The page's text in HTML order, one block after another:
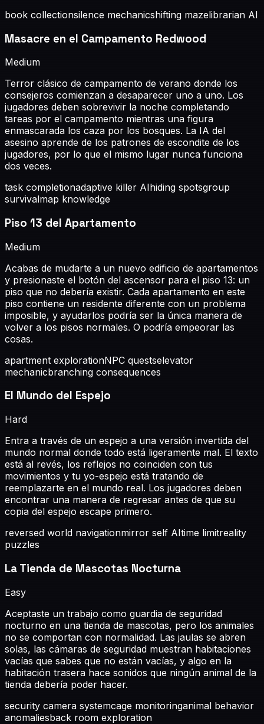
book collectionsilence mechanicshifting mazelibrarian AI
Masacre en el Campamento Redwood
Medium
Terror clásico de campamento de verano donde los
consejeros comienzan a desaparecer uno a uno. Los
jugadores deben sobrevivir la noche completando
tareas por el campamento mientras una figura
enmascarada los caza por los bosques. La IA del
asesino aprende de los patrones de escondite de los
jugadores, por lo que el mismo lugar nunca funciona
dos veces.
task completionadaptive killer AIhiding spotsgroup
survivalmap knowledge
Piso 13 del Apartamento
Medium
Acabas de mudarte a un nuevo edificio de apartamentos
y presionaste el botón del ascensor para el piso 13: un
piso que no debería existir. Cada apartamento en este
piso contiene un residente diferente con un problema
imposible, y ayudarlos podría ser la única manera de
volver a los pisos normales. O podría empeorar las
cosas.
apartment explorationNPC questselevator
mechanicbranching consequences
El Mundo del Espejo
Hard
Entra a través de un espejo a una versión invertida del
mundo normal donde todo está ligeramente mal. El texto
está al revés, los reflejos no coinciden con tus
movimientos y tu yo-espejo está tratando de
reemplazarte en el mundo real. Los jugadores deben
encontrar una manera de regresar antes de que su
copia del espejo escape primero.
reversed world navigationmirror self AItime limitreality
puzzles
La Tienda de Mascotas Nocturna
Easy
Aceptaste un trabajo como guardia de seguridad
nocturno en una tienda de mascotas, pero los animales
no se comportan con normalidad. Las jaulas se abren
solas, las cámaras de seguridad muestran habitaciones
vacías que sabes que no están vacías, y algo en la
habitación trasera hace sonidos que ningún animal de la
tienda debería poder hacer.
security camera systemcage monitoringanimal behavior
anomaliesback room exploration